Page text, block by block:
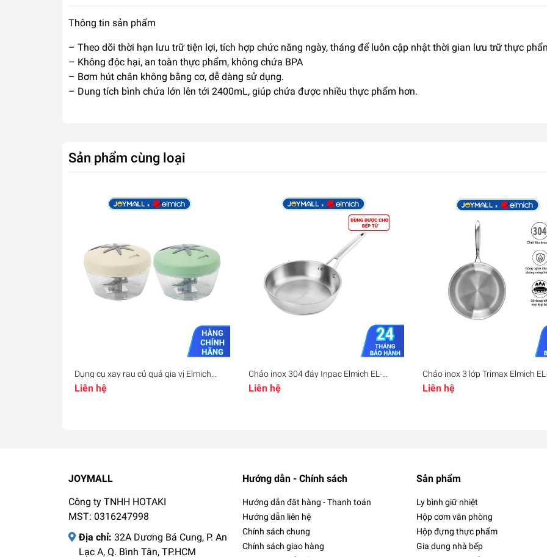
Thông tin sản phẩm
– Theo dõi thời hạn lưu trữ tiện lợi, tích hợp chức năng ngày, tháng để luôn cập nhật thời gian lưu trữ thực
– Không độc hại, an toàn thực phẩm, không chứa BPA
– Bơm hút chân không bằng cơ, dễ dàng sử dụng.
– Dung tích bình chứa lớn lên tới 2400mL, giúp chứa được nhiều thực phẩm hơn.
Sản phẩm cùng loại
Dụng cụ xay rau củ quả gia vị Elmich
EL8416, Hàng chính hãng, cối nhựa
trong suốt, lưỡi dao bằng inox - JoyMall
Liên hệ
Chảo inox 304 đáy Inpac Elmich EL-
2830 EL-2831 EL-2832 EL-2833, Hàng
chính hãng, sử dụng trên mọi loại bếp -
Liên hệ
Chảo inox 3 lớp Trimax Elmich
26cm, Hàng chính hãng, Công
Stop Hot, dùng được mọi loại
Liên hệ
JOYMALL
Công ty TNHH HOTAKI
MST: 0316247998
Địa chỉ: 32A Dương Bá Cung, P. An
Lạc A, Q. Bình Tân, TP.HCM
Hướng dẫn - Chính sách
Hướng dẫn đặt hàng - Thanh toán
Hướng dẫn liên hệ
Chính sách chung
Chính sách giao hàng
Sản phẩm
Ly bình giữ nhiệt
Hộp cơm văn phòng
Hộp đựng thực phẩm
Gia dụng nhà bếp